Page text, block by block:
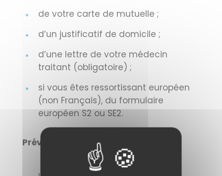
de votre carte de mutuelle ;
d’un justificatif de domicile ;
d’une lettre de votre médecin
traitant (obligatoire) ;
si vous êtes ressortissant européen
(non Français), du formulaire
européen S2 ou SE2.
Prévoyez une caution pour :